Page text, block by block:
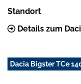
Standort
Details zum
Dacia Bigster TCe